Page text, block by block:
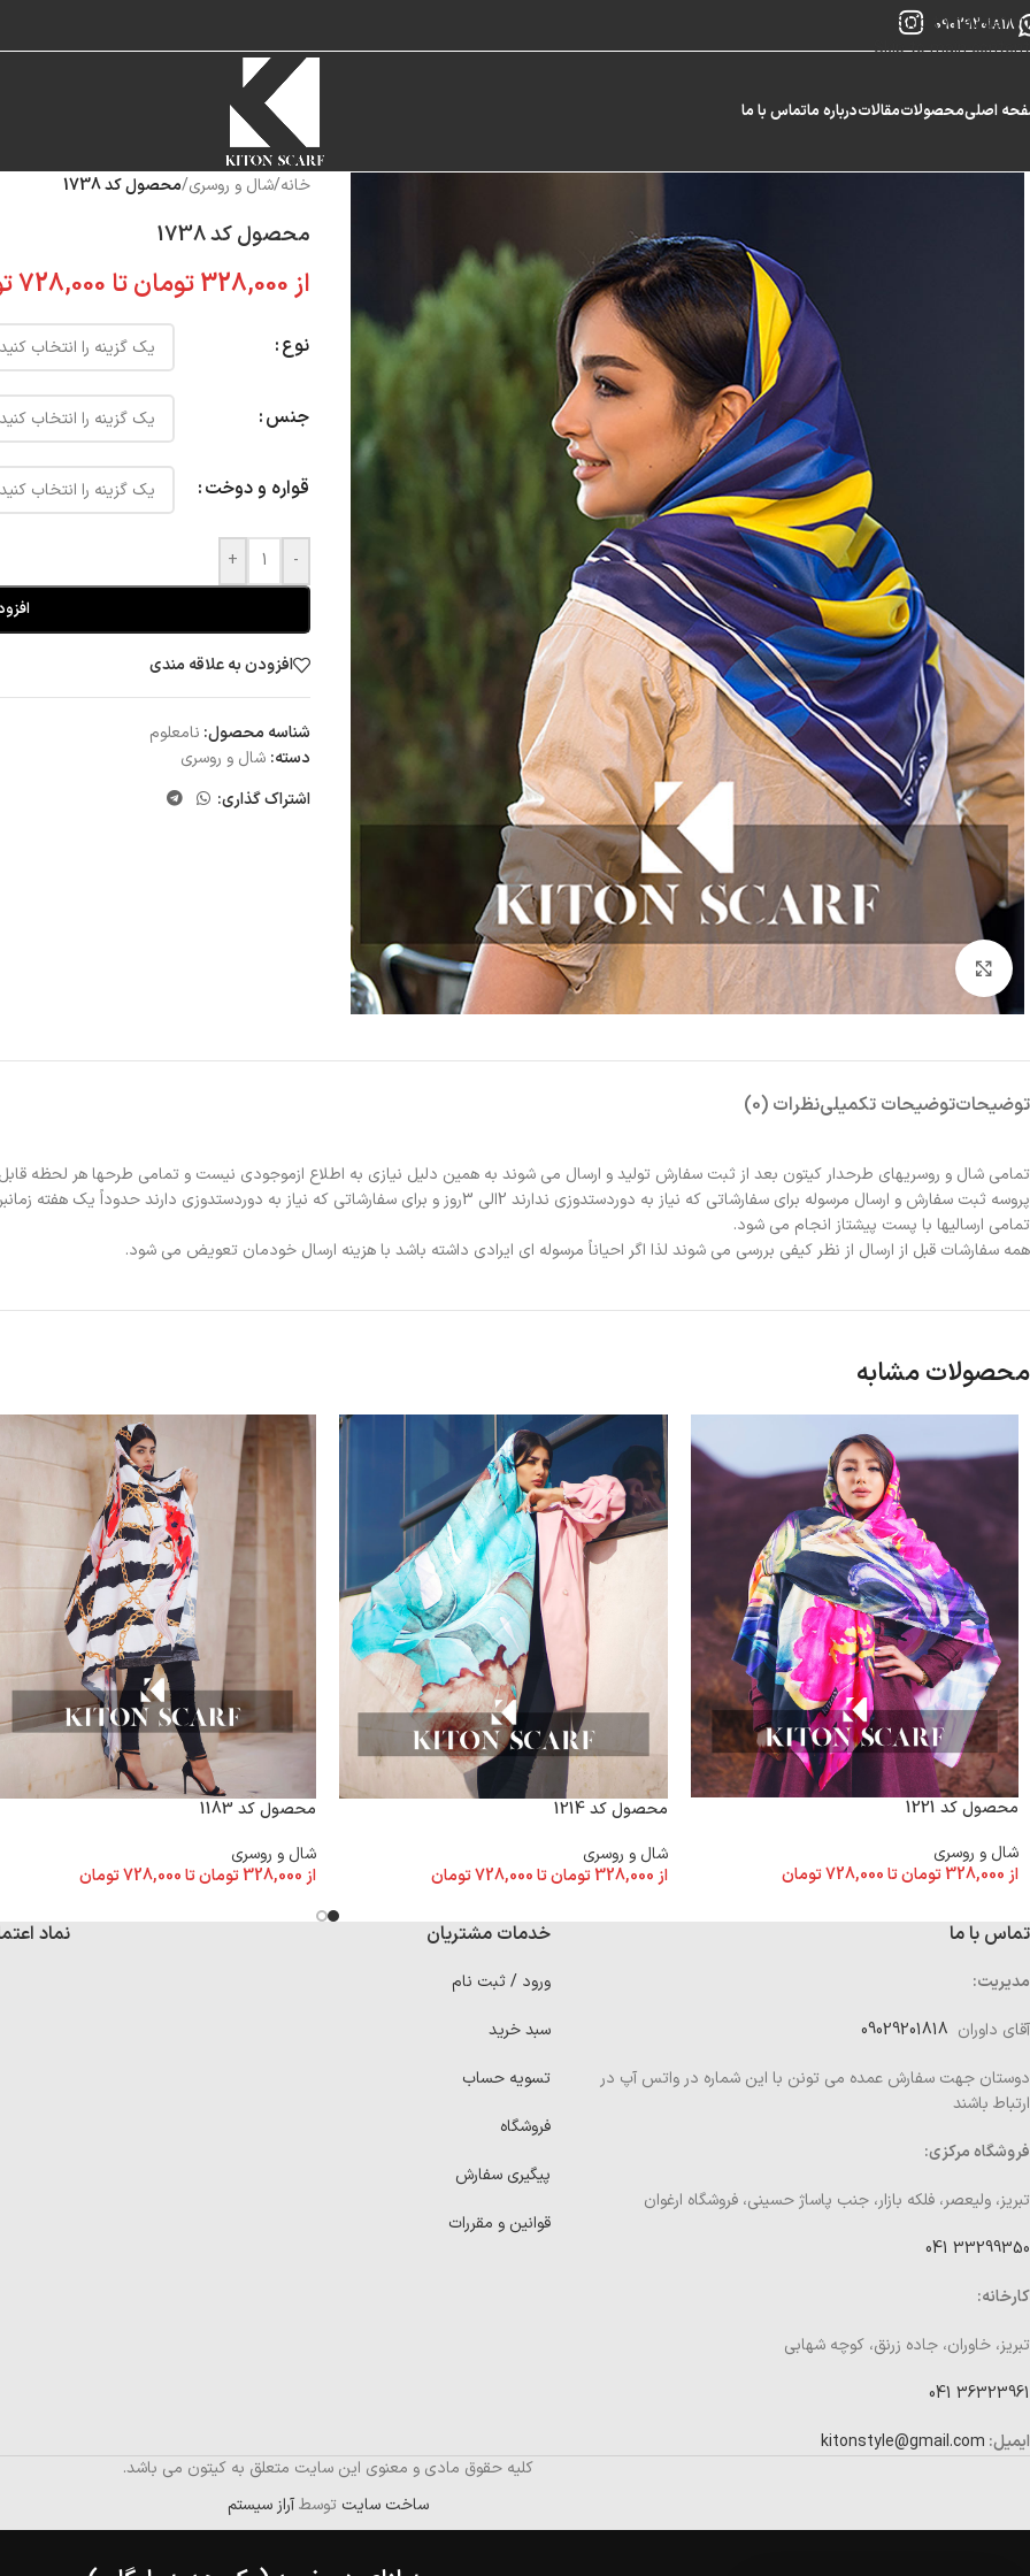
Skip to navigation
Skip to main content
09029201818
اصلیمحصولاتمقالاتدرباره ماتماس با ما
خانه/شال و روسری/محصول کد 1738
محصول کد 1738
از328,000تومانتا 728,000
نوع
جنس
قواره و دوخت
-
+
افزودن به علاقه مندی
شناسه محصول: نامعلوم
دسته: شال و روسری
اشتراک گذاری:
توضیحاتتوضیحات تکمیلینظرات (0)
تمامی شال و روسریهای طرحدار کیتون بعد از ثبت سفارش تولید و ارسال می شوند به همین دلیل نیازی به اطلاع ازموجودی نیست و تمامی طرحها هر لحظه
پروسه ثبت سفارش و ارسال مرسوله برای سفارشاتی که نیاز به دوردستدوزی ندارند 2الی 3روز و برای سفارشاتی که نیاز به دوردستدوزی دارند حدوداً یک هفته زمانبر خواهد بود.
تمامی ارسالیها با پست پیشتاز انجام می شود.
همه سفارشات قبل از ارسال از نظر کیفی بررسی می شوند لذا اگر احیاناً مرسوله ای ایرادی داشته باشد با هزینه ارسال خودمان تعویض می شود.
محصولات مشابه
محصول کد 1221
شال و روسری
از328,000تومانتا728,000تومان
محصول کد 1214
شال و روسری
از 328,000 تومانتا728,000تومان
محصول کد 1183
شال و روسری
از 328,000تومانتا728,000تومان
تماس با ما
مدیریت:
آقای داوران
دوستان جهت سفارش عمده می تونن با این شماره در واتس آپ در
ارتباط باشند
فروشگاه مرکزی:
تبریز، ولیعصر، فلکه بازار، جنب پاساژ حسینی، فروشگاه ارغوان
33299350 041
کارخانه:
تبریز، خاوران، جاده زرنق، کوچه شهابی
36323961 041
ایمیل: kitonstyle@gmail.com
خدمات مشتریان
ورود / ثبت نام
سبد خرید
تسویه حساب
فروشگاه
پیگیری سفارش
قوانین و مقررات
نماد
کلیه حقوق مادی و معنوی این سایت متعلق به کیتون می باشد.
ساخت سایت توسطآراز سیستم